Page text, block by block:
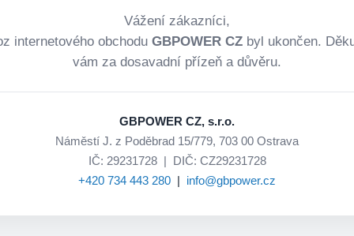
Vážení zákazníci,
internetového obchodu GBPOWER CZbyl ukončen.
vám za dosavadní přízeň a důvěru.
GBPOWER CZ, s.r.o.
Náměstí J. z Poděbrad 15/779, 703 00 Ostrava
IČ: 29231728 | DIČ: CZ29231728
+420 734 443 280 | info@gbpower.cz